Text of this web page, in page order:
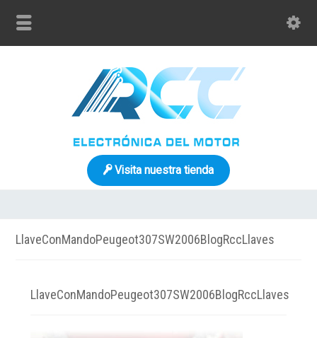
Visita nuestra tienda
LlaveConMandoPeugeot307SW2006BlogRccLlaves
LlaveConMandoPeugeot307SW2006BlogRccLlaves